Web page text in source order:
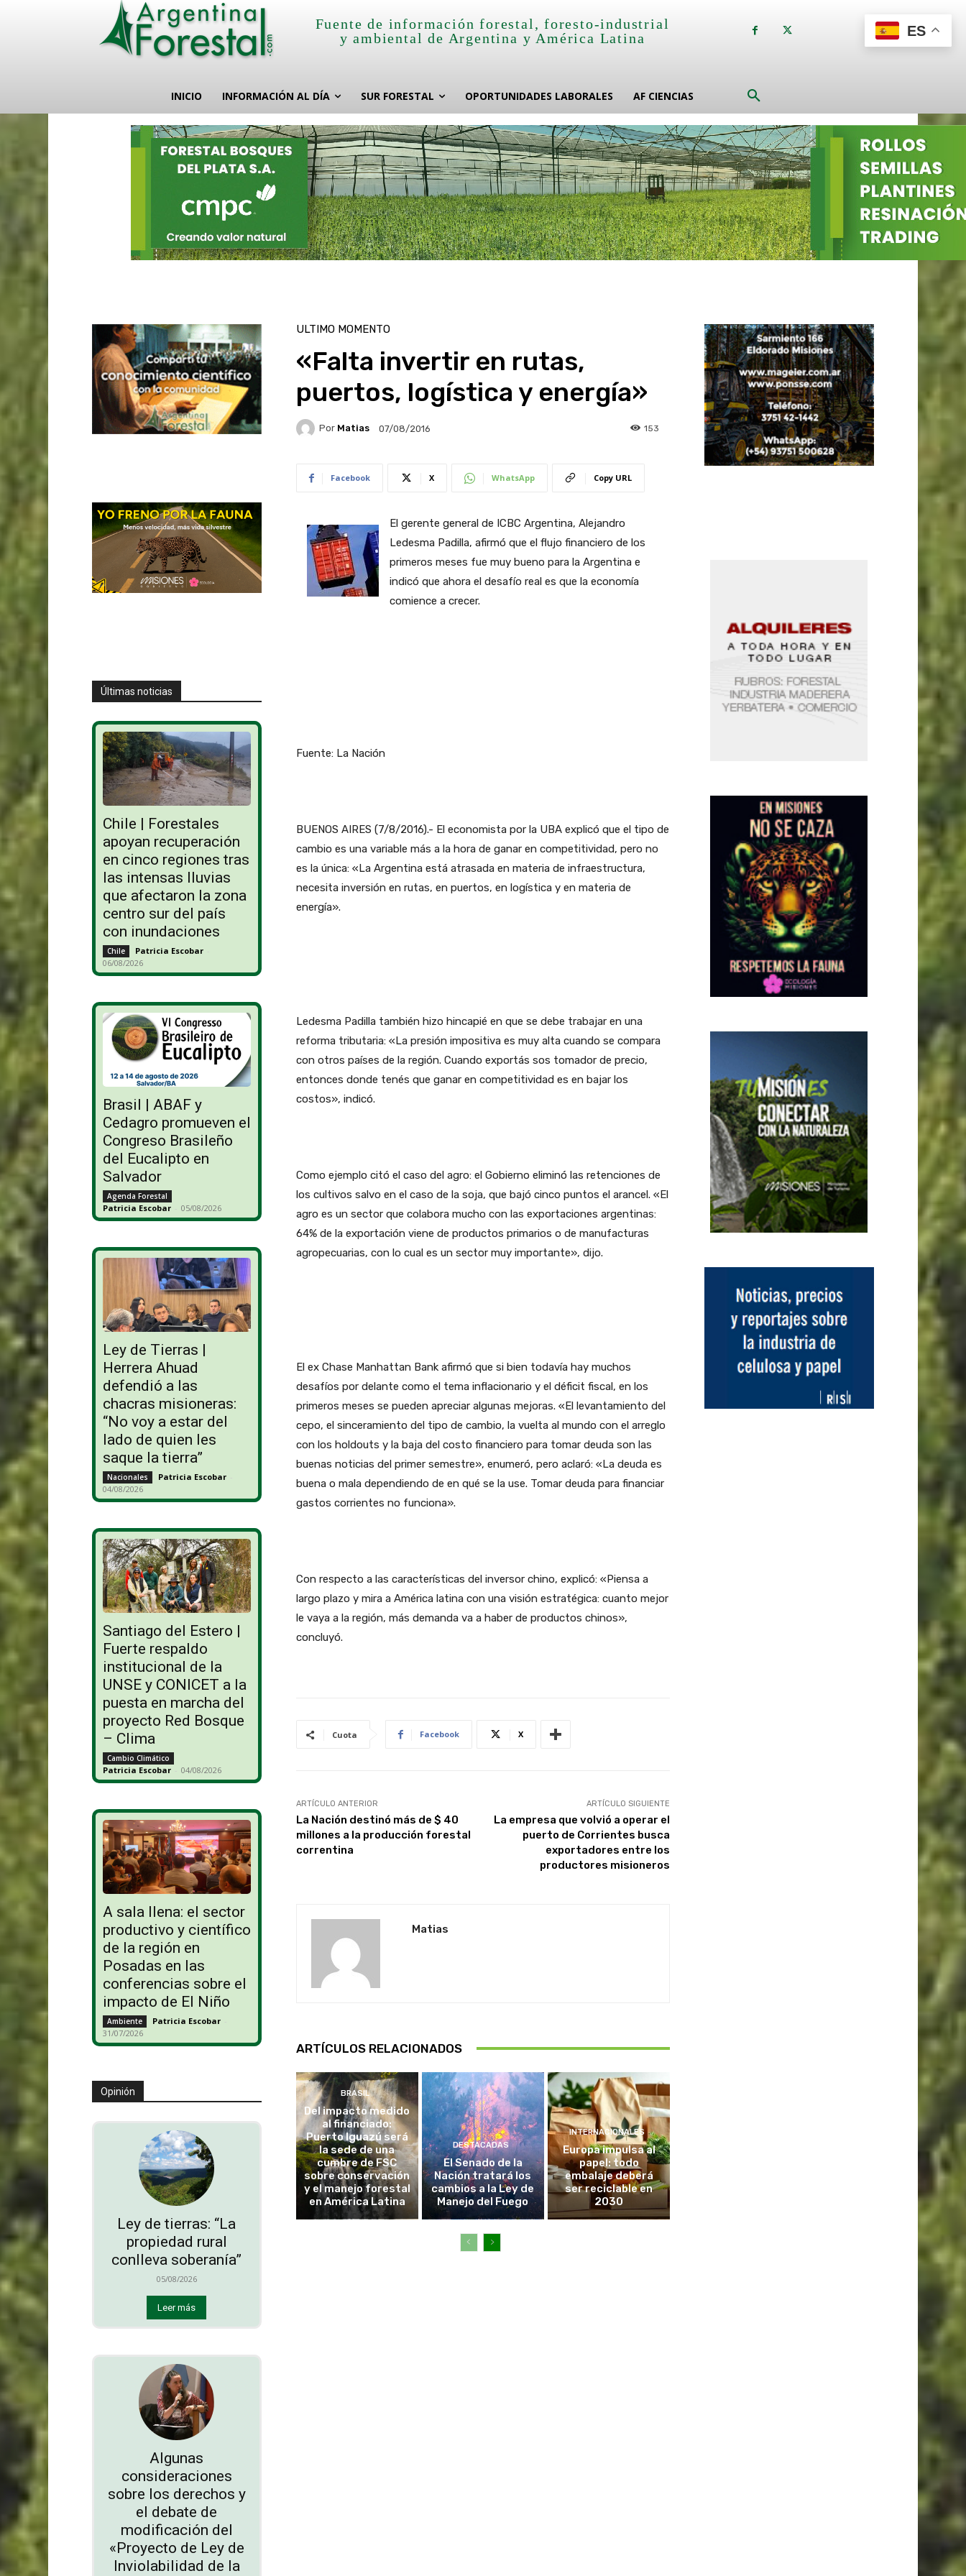
Fuente de información forestal, foresto-industrial
y ambiental de Argentina y América Latina
INICIO INFORMACIÓN AL DÍA SUR FORESTAL OPORTUNIDADES LABORALES AF CIENCIAS
Últimas noticias
Chile | Forestales
apoyan recuperación
en cinco regiones tras
las intensas lluvias
que afectaron la zona
centro sur del país
con inundaciones
Chile Patricia Escobar -
06/08/2026
Brasil | ABAF y
Cedagro promueven el
Congreso Brasileño
del Eucalipto en
Salvador
Agenda Forestal
Patricia Escobar - 05/08/2026
Ley de Tierras |
Herrera Ahuad
defendió a las
chacras misioneras:
“No voy a estar del
lado de quien les
saque la tierra”
Nacionales Patricia Escobar -
04/08/2026
Santiago del Estero |
Fuerte respaldo
institucional de la
UNSE y CONICET a la
puesta en marcha del
proyecto Red Bosque
– Clima
Cambio Climático
Patricia Escobar - 04/08/2026
A sala llena: el sector
productivo y científico
de la región en
Posadas en las
conferencias sobre el
impacto de El Niño
Ambiente Patricia Escobar -
31/07/2026
Opinión
Ley de tierras: “La
propiedad rural
conlleva soberanía”
05/08/2026
Leer más
Algunas
consideraciones
sobre los derechos y
el debate de
modificación del
«Proyecto de Ley de
Inviolabilidad de la
ULTIMO MOMENTO
«Falta invertir en rutas,
puertos, logística y energía»
Por Matias 07/08/2016 153
Facebook X WhatsApp Copy URL
El gerente general de ICBC Argentina, Alejandro
Ledesma Padilla, afirmó que el flujo financiero de los
primeros meses fue muy bueno para la Argentina e
indicó que ahora el desafío real es que la economía
comience a crecer.
Fuente: La Nación
BUENOS AIRES (7/8/2016).- El economista por la UBA explicó que el tipo de
cambio es una variable más a la hora de ganar en competitividad, pero no
es la única: «La Argentina está atrasada en materia de infraestructura,
necesita inversión en rutas, en puertos, en logística y en materia de
energía».
Ledesma Padilla también hizo hincapié en que se debe trabajar en una
reforma tributaria: «La presión impositiva es muy alta cuando se compara
con otros países de la región. Cuando exportás sos tomador de precio,
entonces donde tenés que ganar en competitividad es en bajar los
costos», indicó.
Como ejemplo citó el caso del agro: el Gobierno eliminó las retenciones de
los cultivos salvo en el caso de la soja, que bajó cinco puntos el arancel. «El
agro es un sector que colabora mucho con las exportaciones argentinas:
64% de la exportación viene de productos primarios o de manufacturas
agropecuarias, con lo cual es un sector muy importante», dijo.
El ex Chase Manhattan Bank afirmó que si bien todavía hay muchos
desafíos por delante como el tema inflacionario y el déficit fiscal, en los
primeros meses se pueden apreciar algunas mejoras. «El levantamiento del
cepo, el sinceramiento del tipo de cambio, la vuelta al mundo con el arreglo
con los holdouts y la baja del costo financiero para tomar deuda son las
buenas noticias del primer semestre», enumeró, pero aclaró: «La deuda es
buena o mala dependiendo de en qué se la use. Tomar deuda para financiar
gastos corrientes no funciona».
Con respecto a las características del inversor chino, explicó: «Piensa a
largo plazo y mira a América latina con una visión estratégica: cuanto mejor
le vaya a la región, más demanda va a haber de productos chinos»,
concluyó.
Cuota Facebook X
ARTÍCULO ANTERIOR
La Nación destinó más de $ 40
millones a la producción forestal
correntina
ARTÍCULO SIGUIENTE
La empresa que volvió a operar el
puerto de Corrientes busca
exportadores entre los
productores misioneros
Matias
ARTÍCULOS RELACIONADOS
BRASIL
Del impacto medido
al financiado:
Puerto Iguazú será
la sede de una
cumbre de FSC
sobre conservación
y el manejo forestal
en América Latina
DESTACADAS
El Senado de la
Nación tratará los
cambios a la Ley de
Manejo del Fuego
INTERNACIONALES
Europa impulsa al
papel: todo
embalaje deberá
ser reciclable en
2030
ES